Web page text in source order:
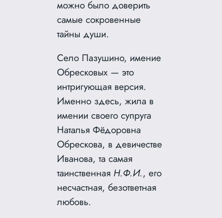
можно было доверить
самые сокровенные
тайны души.
Село Пазушино, имение
Обресковых — это
интригующая версия.
Именно здесь, жила в
имении своего супруга
Наталья Фёдоровна
Обрескова, в девичестве
Иванова, та самая
таинственная Н.Ф.И., его
несчастная, безответная
любовь.